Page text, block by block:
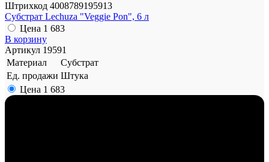
Штрихкод 4008789195913
Субстрат Lechuza "Veggie Pon", 6 л
Цена 1 683
В корзину
Артикул 19591
Материал
Субстрат
Ед. продажи Штука
Цена 1 683